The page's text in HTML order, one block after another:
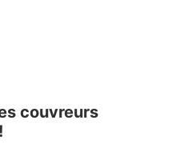
couvreurs